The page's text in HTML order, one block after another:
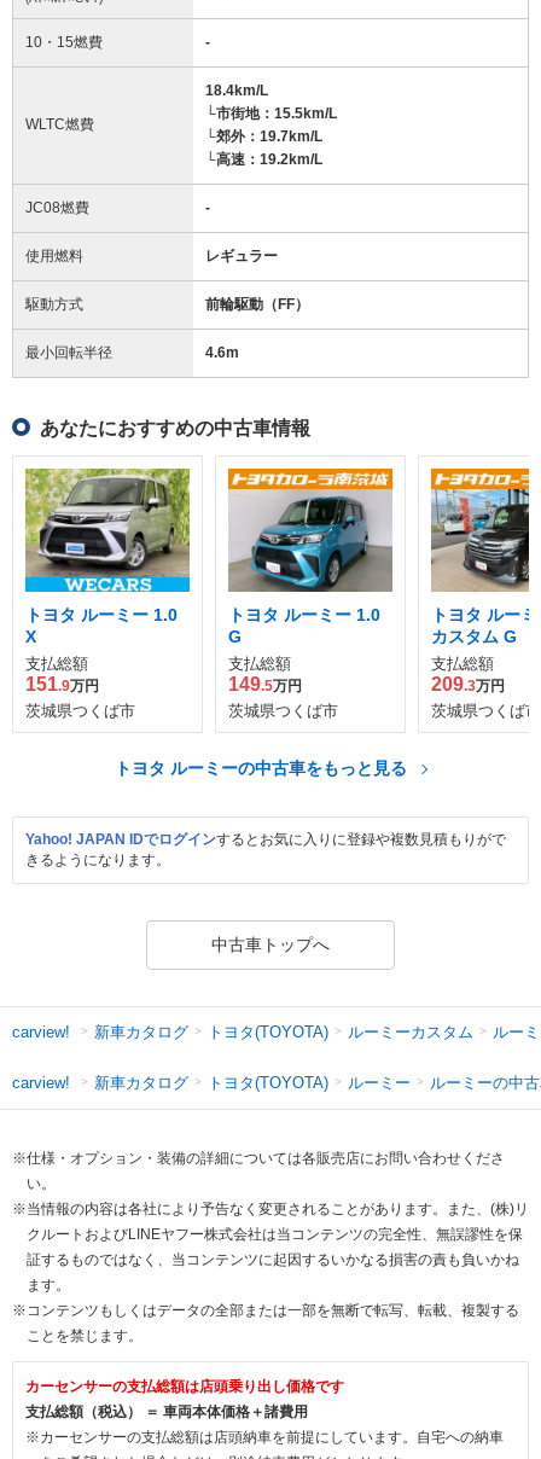
10・15燃費 -
WLTC燃費
18.4km/L
└市街地：15.5km/L
└郊外：19.7km/L
└高速：19.2km/L
JC08燃費 -
使用燃料 レギュラー
駆動方式 前輪駆動（FF）
最小回転半径 4.6m
あなたにおすすめの中古車情報
トヨタ ルーミー 1.0
X
支払総額
151.9万円
茨城県つくば市
トヨタ ルーミー 1.0
G
支払総額
149.5万円
茨城県つくば市
トヨタ ルー
カスタム G
支払総額
209.3万円
茨城県つくば市
トヨタ ルーミーの中古車をもっと見る
Yahoo! JAPAN IDでログインするとお気に入りに登録や複数見積もりがで
きるようになります。
中古車トップへ
carview! 新車カタログ トヨタ(TOYOTA) ルーミーカスタム ルー
carview! 新車カタログ トヨタ(TOYOTA) ルーミー ルーミーの中
※仕様・オプション・装備の詳細については各販売店にお問い合わせくださ
い。
※当情報の内容は各社により予告なく変更されることがあります。また、(株)リ
クルートおよびLINEヤフー株式会社は当コンテンツの完全性、無誤謬性を保
証するものではなく、当コンテンツに起因するいかなる損害の責も負いかね
ます。
※コンテンツもしくはデータの全部または一部を無断で転写、転載、複製する
ことを禁じます。
カーセンサーの支払総額は店頭乗り出し価格です
支払総額（税込） ＝ 車両本体価格＋諸費用
※カーセンサーの支払総額は店頭納車を前提にしています。自宅への納車